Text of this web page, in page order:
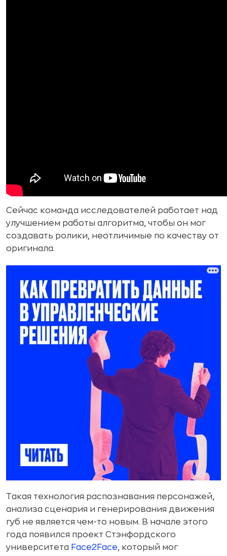
Сейчас команда исследователей работает над
улучшением работы алгоритма, чтобы он мог
создавать ролики, неотличимые по качеству от
оригинала.
Такая технология распознавания персонажей,
анализа сценария и генерирования движения
губ не является чем-то новым. В начале этого
года появился проект Стэнфордского
университета Face2Face, который мог